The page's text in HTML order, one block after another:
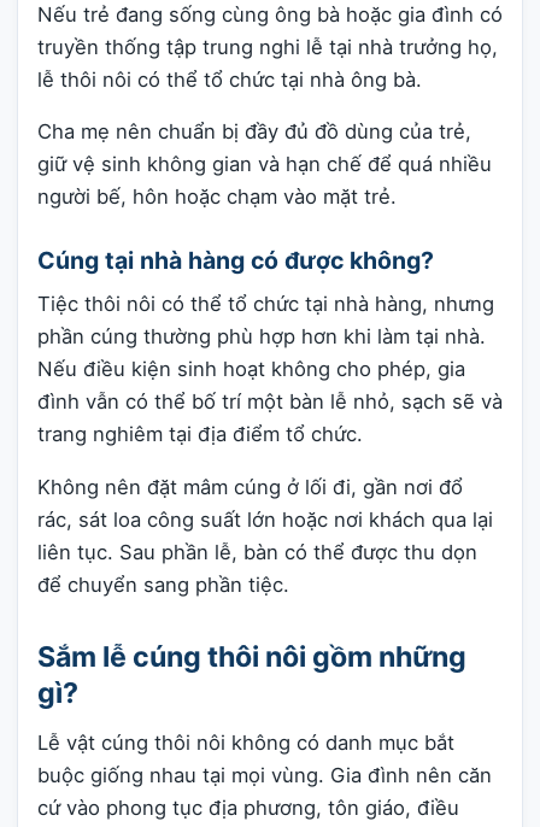
Nếu trẻ đang sống cùng ông bà hoặc gia đình có
truyền thống tập trung nghi lễ tại nhà trưởng họ,
lễ thôi nôi có thể tổ chức tại nhà ông bà.
Cha mẹ nên chuẩn bị đầy đủ đồ dùng của trẻ,
giữ vệ sinh không gian và hạn chế để quá nhiều
người bế, hôn hoặc chạm vào mặt trẻ.
Cúng tại nhà hàng có được không?
Tiệc thôi nôi có thể tổ chức tại nhà hàng, nhưng
phần cúng thường phù hợp hơn khi làm tại nhà.
Nếu điều kiện sinh hoạt không cho phép, gia
đình vẫn có thể bố trí một bàn lễ nhỏ, sạch sẽ và
trang nghiêm tại địa điểm tổ chức.
Không nên đặt mâm cúng ở lối đi, gần nơi đổ
rác, sát loa công suất lớn hoặc nơi khách qua lại
liên tục. Sau phần lễ, bàn có thể được thu dọn
để chuyển sang phần tiệc.
Sắm lễ cúng thôi nôi gồm những
gì?
Lễ vật cúng thôi nôi không có danh mục bắt
buộc giống nhau tại mọi vùng. Gia đình nên căn
cứ vào phong tục địa phương, tôn giáo, điều